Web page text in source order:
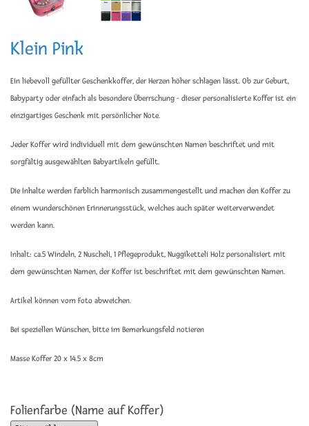
Klein Pink
Ein liebevoll gefüllter Geschenkkoffer, der Herzen höher schlagen lässt. Ob zur Geburt,
Babyparty oder einfach als besondere Überrschung - dieser personalisierte Koffer ist ein
einzigartiges Geschenk mit persönlicher Note.
Jeder Koffer wird individuell mit dem gewünschten Namen beschriftet und mit
sorgfältig ausgewählten Babyartikeln gefüllt.
Die Inhalte werden farblich harmonisch zusammengestellt und machen den Koffer zu
einem wunderschönen Erinnerungsstück, welches auch später weiterverwendet
werden kann.
Inhalt: ca.5 Windeln, 2 Nuscheli, 1 Pflegeprodukt, Nuggiketteli Holz personalisiert mit
dem gewünschten Namen, der Koffer ist beschriftet mit dem gewünschten Namen.
Artikel können vom Foto abweichen.
Bei speziellen Wünschen, bitte im Bemerkungsfeld notieren
Masse Koffer 20 x 14.5 x 8cm
Folienfarbe (Name auf Koffer)